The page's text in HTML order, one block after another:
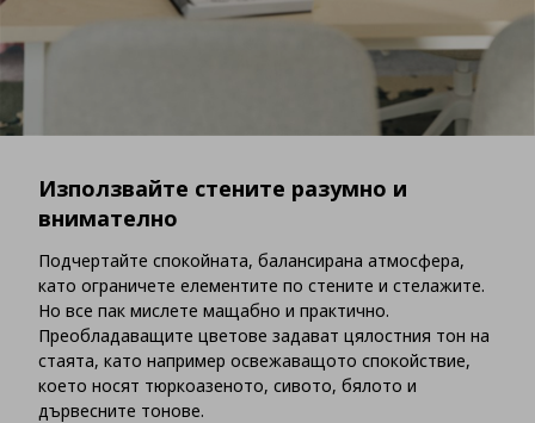
Използвайте стените разумно и
внимателно
Подчертайте спокойната, балансирана атмосфера,
като ограничете елементите по стените и стелажите.
Но все пак мислете мащабно и практично.
Преобладаващите цветове задават цялостния тон на
стаята, като например освежаващото спокойствие,
което носят тюркоазеното, сивото, бялото и
дървесните тонове.